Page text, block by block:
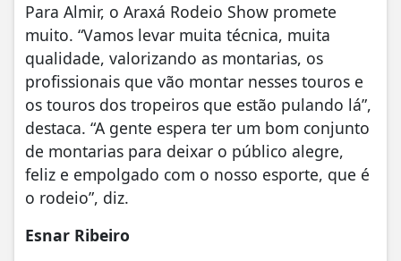
Para Almir, o Araxá Rodeio Show promete
muito. “Vamos levar muita técnica, muita
qualidade, valorizando as montarias, os
profissionais que vão montar nesses touros e
os touros dos tropeiros que estão pulando lá”,
destaca. “A gente espera ter um bom conjunto
de montarias para deixar o público alegre,
feliz e empolgado com o nosso esporte, que é
o rodeio”, diz.
Esnar Ribeiro